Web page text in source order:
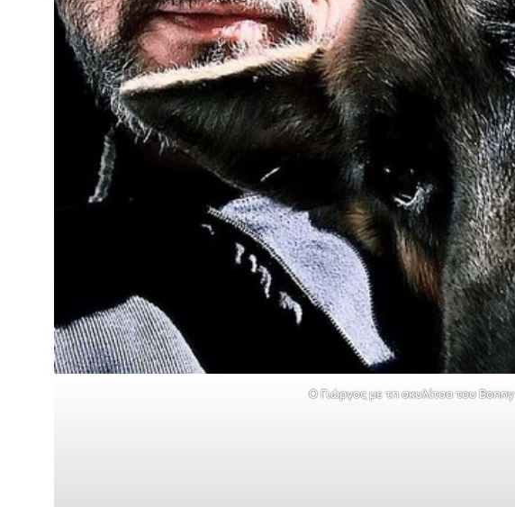
Ο Γιώργος με τη σκυλίτσα του Bonny